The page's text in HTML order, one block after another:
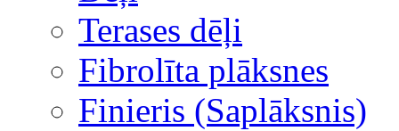
Terases dēļi
Fibrolīta plāksnes
Finieris (Saplāksnis)